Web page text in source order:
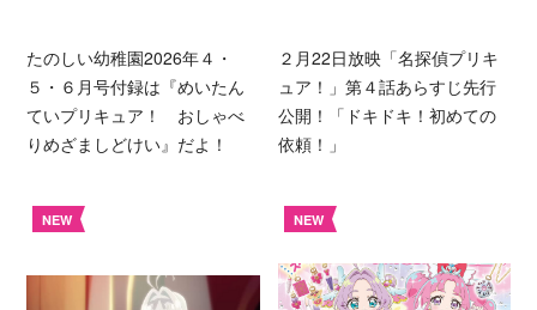
たのしい幼稚園2026年４・
５・６月号付録は『めいたん
ていプリキュア！ おしゃべ
りめざましどけい』だよ！
２月22日放映「名探偵プリキ
ュア！」第４話あらすじ先行
公開！「ドキドキ！初めての
依頼！」
NEW NEW